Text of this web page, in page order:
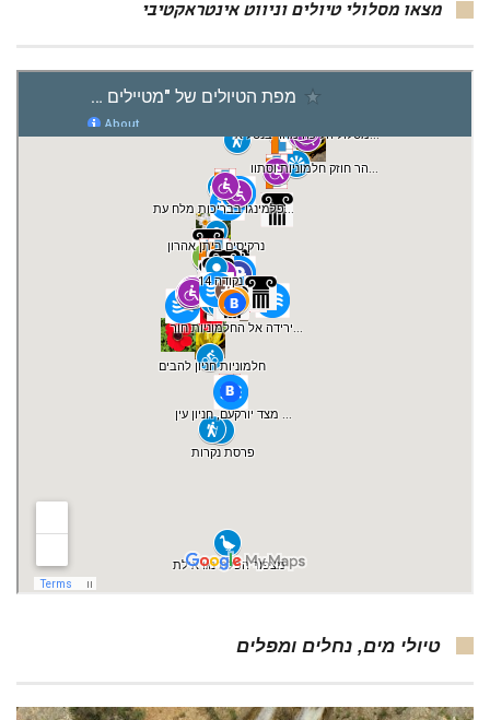
מצאו מסלולי טיולים וניווט אינטראקטיבי
טיולי מים, נחלים ומפלים